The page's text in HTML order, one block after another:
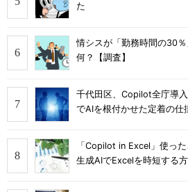
た
情シスが「勤務時間の30
何？【調査】
千代田区、Copilot全庁導
でAIを根付かせた定着の仕
「Copilot in Excel」使っ
生成AIでExcelを時短する